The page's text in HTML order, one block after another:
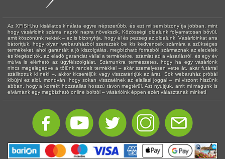
Az XFISH.hu kisállatos kínálata egyre népszerűbb, és ezt mi sem bizonyítja jobban, mint
hogy vásárlóink száma napról napra növekszik. Közösségi oldalunk folyamatosan bővül,
amit köszönünk nektek – ez is bizonyítja, hogy él és pezseg az oldalunk. Vásárlóinkat arra
bátorítjuk, hogy olyan webáruházból szerezzék be kis kedvenceik számára a szükséges
termékeket, ahol garantált a jó kiszolgálás, megbízható forrásból származnak az eledelek
és kiegészítők, az eladó garanciát vállal a termékekre, számlát ad a vásárlásról, és egy év
múlva is elérhető az ügyfélszolgálat. Számunkra természetes, hogy ha egy vásárlónk
nincs megelégedve a tőlünk rendelt termékkel – akár személyesen vette át, akár futárral
szállítottuk ki neki –, akkor kicseréljük vagy visszatérítjük az árát. Sok webáruház próbál
kibújni ez alól, mondván, hogy sokan visszaélnek az elállási joggal – mi viszont hiszünk
abban, hogy a korrekt hozzáállás hosszú távon megtérül. Azt nyújtjuk, amit mi magunk is
elvárnánk egy megbízható online bolttól – vásárlóink éppen ezért választanak minket!